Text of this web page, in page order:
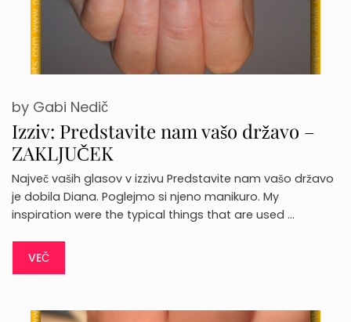
Izziv: Predstavite nam vašo državo –
ZAKLJUČEK
by Gabi Nedič
Največ vaših glasov v izzivu Predstavite nam vašo državo
je dobila Diana. Poglejmo si njeno manikuro. My
inspiration were the typical things that are used …
VEČ